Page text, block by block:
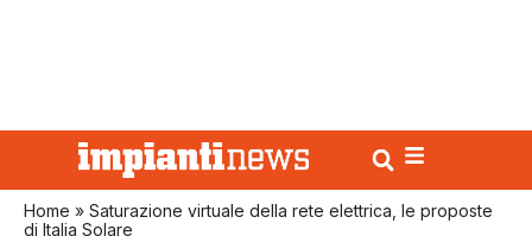
Home » Saturazione virtuale della rete elettrica, le proposte
di Italia Solare